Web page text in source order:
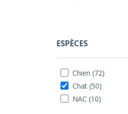
ESPÈCES
Chien (72)
Chat (50)
NAC (10)